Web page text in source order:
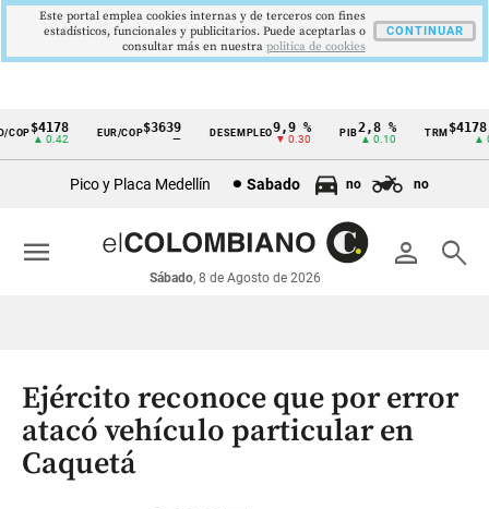
Cintillo
económicos
Colombia
$4178
▲ 0.42
EUR/COP$3639 DESEMPLEO 9,9 %
▼ 0.30
PIB2,8 %
▲ 0.10
TRM
▲
Pico y Placa Medellín Sabado no no
person search
Sábado, 8 de Agosto de 2026
menu
Ejército reconoce que por error
atacó vehículo particular en
Caquetá
Este portal emplea cookies internas y de terceros con fines
estadísticos, funcionales y publicitarios. Puede aceptarlas o
consultar más en nuestra politica de cookies
CONTINUAR